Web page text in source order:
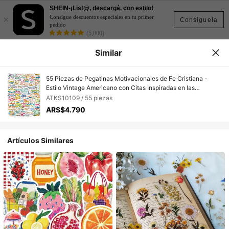
Consíguela
×
SHEIN-¡List@, descargá, con estilo!
Consigue descuentos especiales en tu primer
pedido
(5,000)
Similar
55 Piezas de Pegatinas Motivacionales de Fe Cristiana -
Estilo Vintage Americano con Citas Inspiradas en las
Escrituras Curativas, Adhesivo Resistente al Agua para Diario,
Cuaderno, Funda de Teléfono, Botella de Agua, Decoración
DIY de Equipaje, Suministros para Scrapbooking, Accesorios
ATKS10109 / 55 piezas
ARS$4.790
Artículos Similares